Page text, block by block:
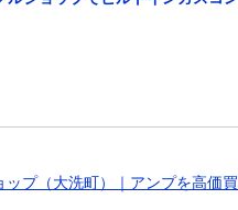
ップ（大洗町）｜アンプを高価